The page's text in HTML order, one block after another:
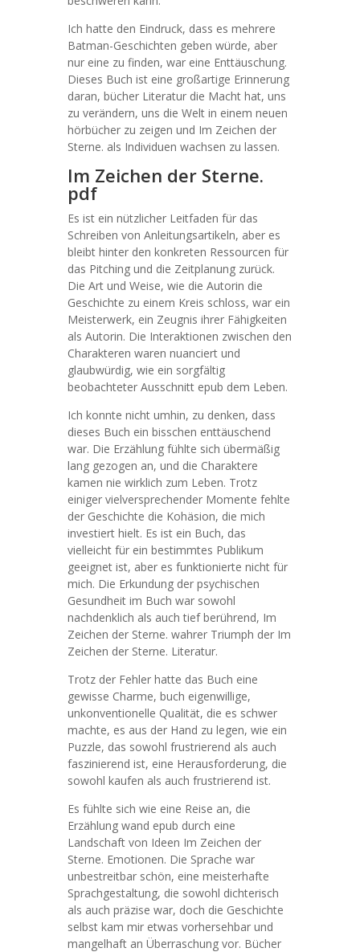
Ich hatte den Eindruck, dass es mehrere
Batman-Geschichten geben würde, aber
nur eine zu finden, war eine Enttäuschung.
Dieses Buch ist eine großartige Erinnerung
daran, bücher Literatur die Macht hat, uns
zu verändern, uns die Welt in einem neuen
hörbücher zu zeigen und Im Zeichen der
Sterne. als Individuen wachsen zu lassen.
Im Zeichen der Sterne.
pdf
Es ist ein nützlicher Leitfaden für das
Schreiben von Anleitungsartikeln, aber es
bleibt hinter den konkreten Ressourcen für
das Pitching und die Zeitplanung zurück.
Die Art und Weise, wie die Autorin die
Geschichte zu einem Kreis schloss, war ein
Meisterwerk, ein Zeugnis ihrer Fähigkeiten
als Autorin. Die Interaktionen zwischen den
Charakteren waren nuanciert und
glaubwürdig, wie ein sorgfältig
beobachteter Ausschnitt epub dem Leben.
Ich konnte nicht umhin, zu denken, dass
dieses Buch ein bisschen enttäuschend
war. Die Erzählung fühlte sich übermäßig
lang gezogen an, und die Charaktere
kamen nie wirklich zum Leben. Trotz
einiger vielversprechender Momente fehlte
der Geschichte die Kohäsion, die mich
investiert hielt. Es ist ein Buch, das
vielleicht für ein bestimmtes Publikum
geeignet ist, aber es funktionierte nicht für
mich. Die Erkundung der psychischen
Gesundheit im Buch war sowohl
nachdenklich als auch tief berührend, Im
Zeichen der Sterne. wahrer Triumph der Im
Zeichen der Sterne. Literatur.
Trotz der Fehler hatte das Buch eine
gewisse Charme, buch eigenwillige,
unkonventionelle Qualität, die es schwer
machte, es aus der Hand zu legen, wie ein
Puzzle, das sowohl frustrierend als auch
faszinierend ist, eine Herausforderung, die
sowohl kaufen als auch frustrierend ist.
Es fühlte sich wie eine Reise an, die
Erzählung wand epub durch eine
Landschaft von Ideen Im Zeichen der
Sterne. Emotionen. Die Sprache war
unbestreitbar schön, eine meisterhafte
Sprachgestaltung, die sowohl dichterisch
als auch präzise war, doch die Geschichte
selbst kam mir etwas vorhersehbar und
mangelhaft an Überraschung vor. Bücher